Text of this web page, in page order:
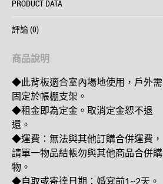
PRODUCT DATA
評論 (0)
商品說明
◆此背板適合室內場地使用，戶外需
固定於帳棚支架。
◆租金即為定金。取消定金恕不退
還。
◆運費：無法與其他訂購合併運費，
請單一物品結帳勿與其他商品合併購
物。
◆自取或寄達日期：婚宴前1~2天。